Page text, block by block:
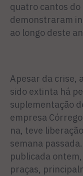
qua­tro cantos
demonstraram
ao longo deste
Apesar da crise,
sido extinta há
suplementação
empresa
na, teve
semana
publicada
praças,